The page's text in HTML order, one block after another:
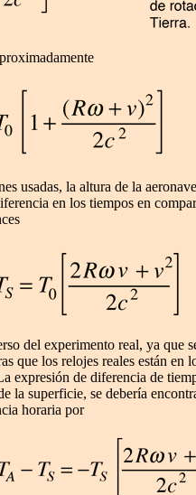
usadas, la altura de la
en los tiempos en
del experimento real, ya que
que los relojes reales están en
expresión de diferencia de
la superficie, se debería
horaria por